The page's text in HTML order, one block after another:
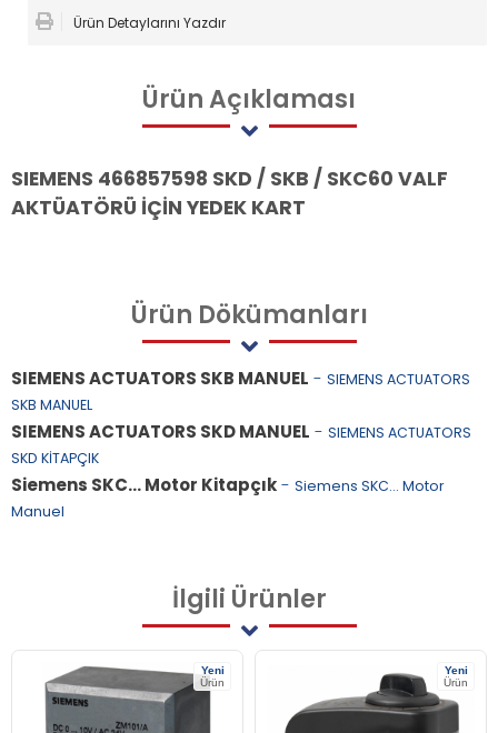
Ürün Detaylarını Yazdır
ÜrünAçıklaması
SIEMENS 466857598 SKD / SKB / SKC60 VALF
AKTÜATÖRÜ İÇİN YEDEK KART
Ürün Dökümanları
SIEMENS ACTUATORS SKB MANUEL - SIEMENS ACTUATORS
SKB MANUEL
SIEMENS ACTUATORS SKD MANUEL - SIEMENS ACTUATORS
SKD KİTAPÇIK
Siemens SKC... Motor Kitapçık- Siemens SKC... Motor
Manuel
İlgili Ürünler
Yeni
Ürün
Yeni
Ürün